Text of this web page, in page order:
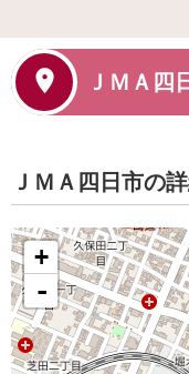
ＪＭＡ四
ＪＭＡ四日市の
+
-